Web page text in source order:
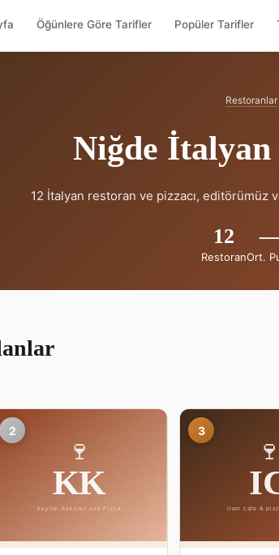
Öğünlere Göre Tarifler Popüler Tarifler
Restoranlar
Niğde İtalyan
12 İtalyan restoran ve pizzacı,
12
RestoranOrt.
2 3